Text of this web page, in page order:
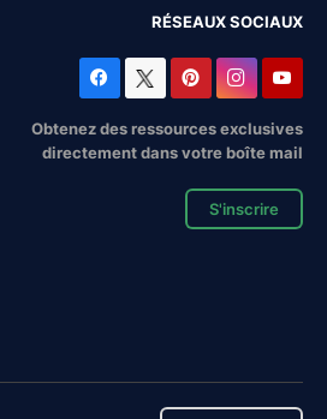
RÉSEAUX SOCIAUX
Obtenez des ressources exclusives
directement dans votre boîte mail
S'inscrire